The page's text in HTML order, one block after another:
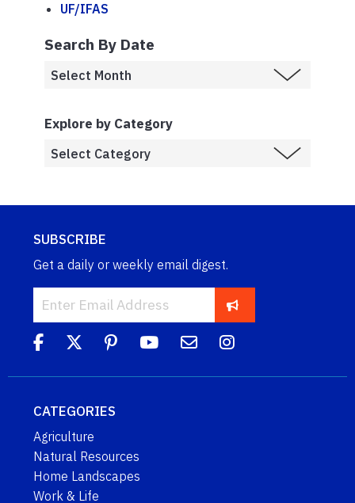
UF/IFAS
Search By Date
Explore by Category
SUBSCRIBE
Get a daily or weekly email digest.
CATEGORIES
Agriculture
Natural Resources
Home Landscapes
Work & Life